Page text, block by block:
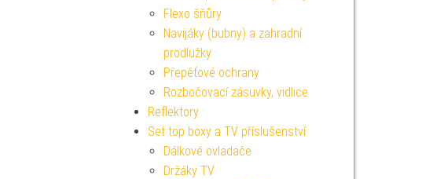
Flexo šňůry
Navijáky (bubny) a zahradní
prodlužky
Přepěťové ochrany
Rozbočovací zásuvky, vidlice
Reflektory
Set top boxy a TV příslušenství
Dálkové ovladače
Držáky TV